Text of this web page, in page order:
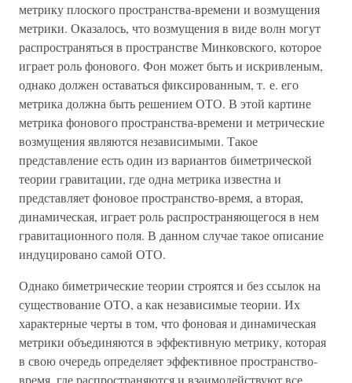
метрику плоского пространства-времени и возмущения
метрики. Оказалось, что возмущения в виде волн могут
распространяться в пространстве Минковского, которое
играет роль фонового. Фон может быть и искривленым,
однако должен оставаться фиксированным, т. е. его
метрика должна быть решением ОТО. В этой картине
метрика фонового пространства-времени и метрические
возмущения являются независимыми. Такое
представление есть один из вариантов биметрической
теории гравитации, где одна метрика известна и
представляет фоновое пространство-время, а вторая,
динамическая, играет роль распространяющегося в нем
гравитационного поля. В данном случае такое описание
индуцировано самой ОТО.
Однако биметрические теории строятся и без ссылок на
существование ОТО, а как независимые теории. Их
характерные черты в том, что фоновая и динамическая
метрики объединяются в эффективную метрику, которая
в свою очередь определяет эффективное пространство-
время, где распространяются и взаимодействуют все